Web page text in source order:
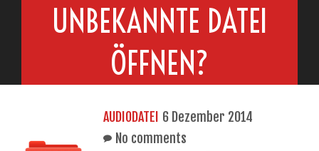
UNBEKANNTE DATEI
ÖFFNEN?
AUDIODATEI 6 Dezember 2014
No comments